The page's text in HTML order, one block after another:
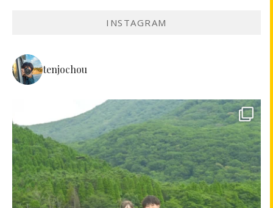
INSTAGRAM
tenjochou